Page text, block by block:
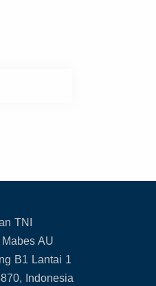
TNI
AU
B1 Lantai 1
Indonesia